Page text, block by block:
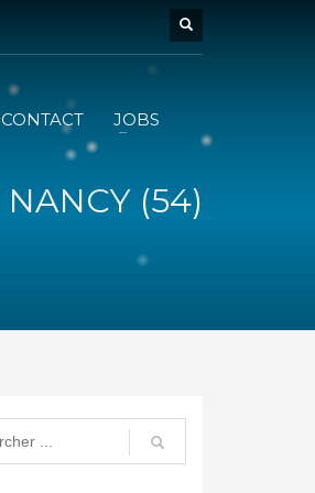
CONTACT JOBS
NANCY (54)